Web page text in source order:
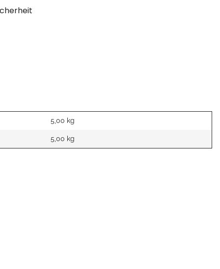
5,00 kg
5,00 kg